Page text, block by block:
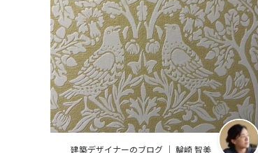
建築デザイナーのブログ ｜ 輪崎 智美